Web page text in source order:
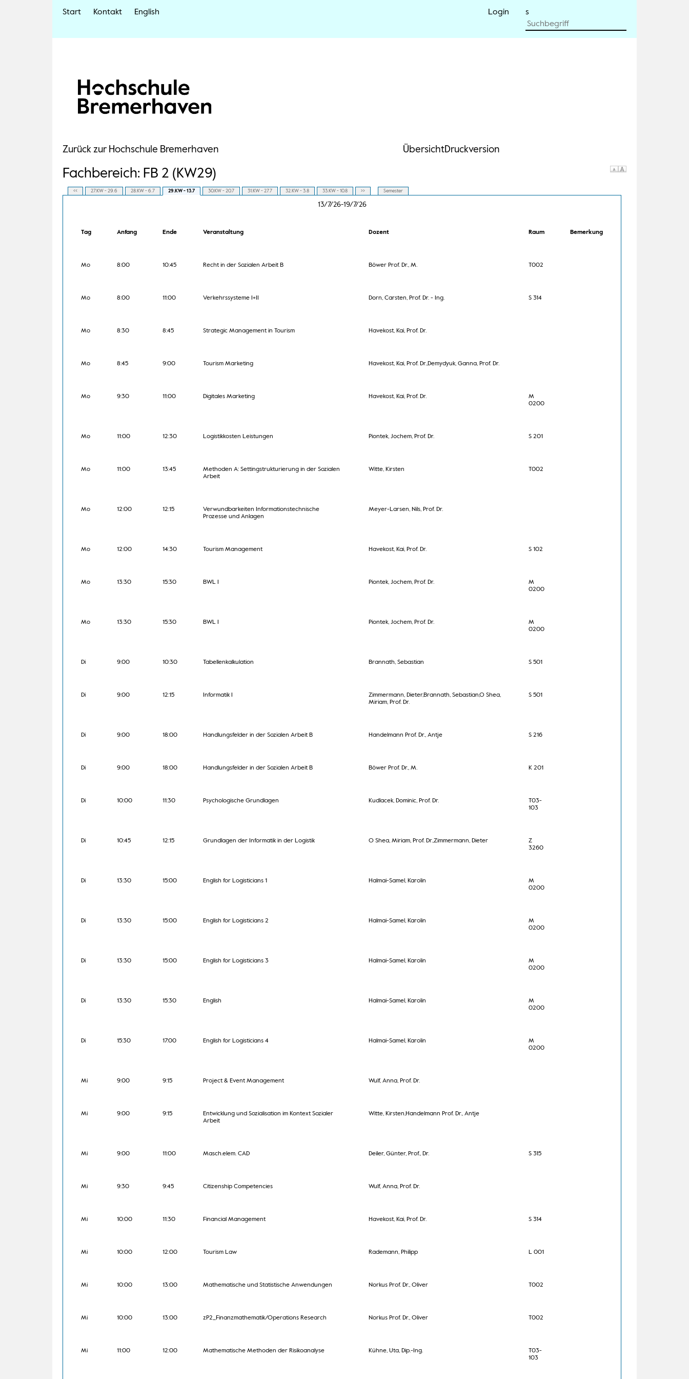
Start Kontakt English Login
Zurück zur Hochschule Bremerhaven ÜbersichtDruckversion
Fachbereich: FB 2 (KW29)
<< 27.KW - 29.6 28.KW - 6.7 29.KW - 13.7 30.KW - 20.7 31.KW - 27.7 32.KW - 3.8 33.KW - 10.8 >> Semester
13/7/26-19/7/26
Tag Anfang Ende Veranstaltung Dozent Raum Bemerkung
Mo 8:00 10:45 Recht in der Sozialen Arbeit B Böwer Prof. Dr., M. T002
Mo 8:00 11:00 Verkehrssysteme I+II Dorn, Carsten, Prof. Dr. - Ing. S 314
Mo 8:30 8:45 Strategic Management in Tourism Havekost, Kai, Prof. Dr.
Mo 8:45 9:00 Tourism Marketing Havekost, Kai, Prof. Dr.,Demydyuk, Ganna, Prof. Dr.
Mo 9:30 11:00 Digitales Marketing Havekost, Kai, Prof. Dr.
M
0200
Mo 11:00 12:30 Logistikkosten Leistungen Piontek, Jochem, Prof. Dr. S 201
Mo 11:00 13:45
Methoden A: Settingstrukturierung in der Sozialen
Arbeit
Witte, Kirsten T002
Mo 12:00 12:15
Verwundbarkeiten Informationstechnische
Prozesse und Anlagen
Meyer-Larsen, Nils, Prof. Dr.
Mo 12:00 14:30 Tourism Management Havekost, Kai, Prof. Dr. S 102
Mo 13:30 15:30 BWL I Piontek, Jochem, Prof. Dr.
M
0200
Mo 13:30 15:30 BWL I Piontek, Jochem, Prof. Dr.
M
0200
Di 9:00 10:30 Tabellenkalkulation Brannath, Sebastian S 501
Di 9:00 12:15 Informatik I
Zimmermann, Dieter,Brannath, Sebastian,O Shea,
Miriam, Prof. Dr.
S 501
Di 9:00 18:00 Handlungsfelder in der Sozialen Arbeit B Handelmann Prof. Dr., Antje S 216
Di 9:00 18:00 Handlungsfelder in der Sozialen Arbeit B Böwer Prof. Dr., M. K 201
Di 10:00 11:30 Psychologische Grundlagen Kudlacek, Dominic, Prof. Dr.
T03-
103
Di 10:45 12:15 Grundlagen der Informatik in der Logistik O Shea, Miriam, Prof. Dr.,Zimmermann, Dieter
Z
3260
Di 13:30 15:00 English for Logisticians 1 Halmai-Samel, Karolin
M
0200
Di 13:30 15:00 English for Logisticians 2 Halmai-Samel, Karolin
M
0200
Di 13:30 15:00 English for Logisticians 3 Halmai-Samel, Karolin
M
0200
Di 13:30 15:30 English Halmai-Samel, Karolin
M
0200
Di 15:30 17:00 English for Logisticians 4 Halmai-Samel, Karolin
M
0200
Mi 9:00 9:15 Project & Event Management Wulf, Anna, Prof. Dr.
Mi 9:00 9:15
Entwicklung und Sozialisation im Kontext Sozialer
Arbeit
Witte, Kirsten,Handelmann Prof. Dr., Antje
Mi 9:00 11:00 Masch.elem. CAD Deiler, Günter, Prof., Dr. S 315
Mi 9:30 9:45 Citizenship Competencies Wulf, Anna, Prof. Dr.
Mi 10:00 11:30 Financial Management Havekost, Kai, Prof. Dr. S 314
Mi 10:00 12:00 Tourism Law Rademann, Philipp L 001
Mi 10:00 13:00 Mathematische und Statistische Anwendungen Norkus Prof. Dr., Oliver T002
Mi 10:00 13:00 zP2_Finanzmathematik/Operations Research Norkus Prof. Dr., Oliver T002
Mi 11:00 12:00 Mathematische Methoden der Risikoanalyse Kühne, Uta, Dip.-Ing.
T03-
103